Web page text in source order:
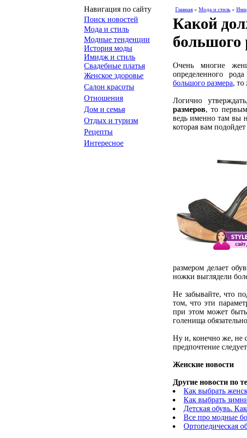
Навигация по сайту
Поиск новостей
Мода и стиль
Модные тенденции
История моды
Имидж и стиль
Свадебные платья
Женское здоровье
Салон красоты
Отношения
Дом и семья
Отдых и туризм
Рецепты
Интересное
Главная » Мода и стиль »
Какой
большого
Очень многие
определенного
большого размера, то
Логично
размеров, то
ведь именно там вы
которая вам
размером делает
ножки выглядели
Не забывайте, что
том, что эти
при этом может
голенища
Ну и, конечно же, не
предпочтение
Женские новости
Другие новости по
Как выбрать
Как выбрать
Детская обувь.
Все про модные
Ортопедическая